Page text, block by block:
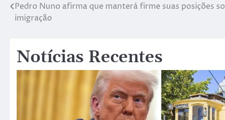
Pedro Nuno afirma que manterá firme suas posições
imigração
Notícias Recentes